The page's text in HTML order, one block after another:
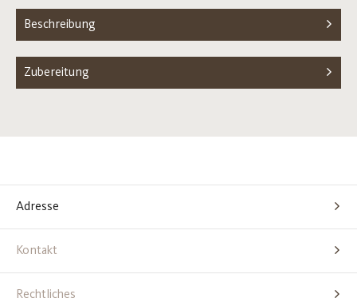
Beschreibung
Zubereitung
Adresse
Kontakt
Rechtliches